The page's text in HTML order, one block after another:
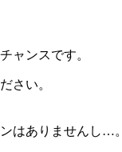
ャンスです。
さい。
はありませんし…。